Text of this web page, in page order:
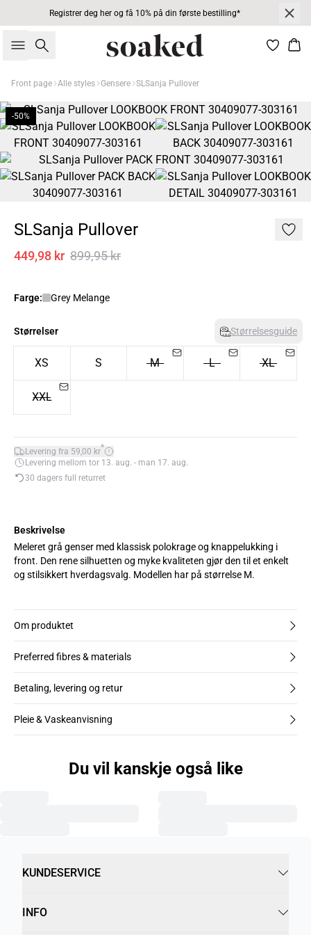
Registrer deg her og få 10% på din første bestilling*
Søk
Front page Alle styles Gensere SLSanja Pullover
-50%
SLSanja Pullover
449,98 kr 899,95 kr
Farge: Grey Melange
Størrelser Størrelsesguide
XS S M L XL
XXL
Levering fra 59,00 kr*
Levering mellom tor 13. aug. - man 17. aug.
30 dagers full returret
Beskrivelse
Meleret grå genser med klassisk polokrage og knappelukking i
front. Den rene silhuetten og myke kvaliteten gjør den til et enkelt
og stilsikkert hverdagsvalg. Modellen har på størrelse M.
Om produktet
Preferred fibres & materials
Betaling, levering og retur
Pleie & Vaskeanvisning
Du vil kanskje også like
KUNDESERVICE
INFO